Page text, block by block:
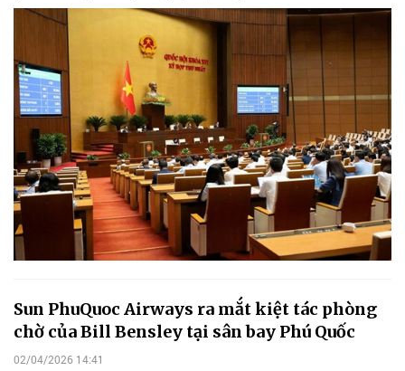
Sun PhuQuoc Airways ra mắt kiệt tác phòng
chờ của Bill Bensley tại sân bay Phú Quốc
02/04/2026 14:41